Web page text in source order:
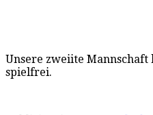
Unsere zweiite Mannschaft
spielfrei.